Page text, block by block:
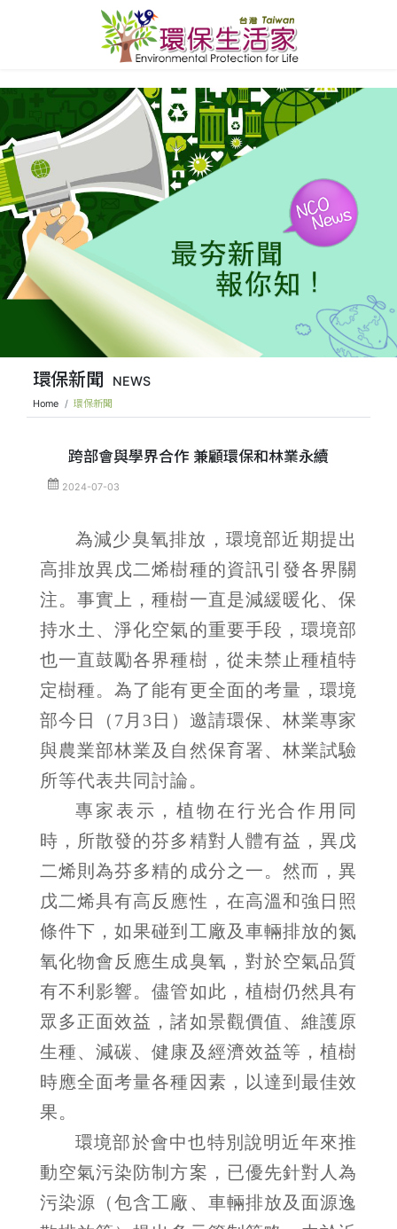
環保新聞 NEWS
Home 環保新聞
跨部會與學界合作 兼顧環保和林業永續
2024-07-03
為減少臭氧排放，環境部近期提出
高排放異戊二烯樹種的資訊引發各界關
注。事實上，種樹一直是減緩暖化、保
持水土、淨化空氣的重要手段，環境部
也一直鼓勵各界種樹，從未禁止種植特
定樹種。為了能有更全面的考量，環境
部今日（7月3日）邀請環保、林業專家
與農業部林業及自然保育署、林業試驗
所等代表共同討論。
專家表示，植物在行光合作用同
時，所散發的芬多精對人體有益，異戊
二烯則為芬多精的成分之一。然而，異
戊二烯具有高反應性，在高溫和強日照
條件下，如果碰到工廠及車輛排放的氮
氧化物會反應生成臭氧，對於空氣品質
有不利影響。儘管如此，植樹仍然具有
眾多正面效益，諸如景觀價值、維護原
生種、減碳、健康及經濟效益等，植樹
時應全面考量各種因素，以達到最佳效
果。
環境部於會中也特別說明近年來推
動空氣污染防制方案，已優先針對人為
污染源（包含工廠、車輛排放及面源逸